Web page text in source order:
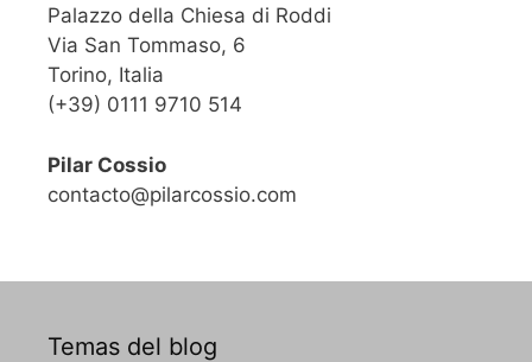
Palazzo della Chiesa di Roddi
Via San Tommaso, 6
Torino, Italia
(+39) 0111 9710 514
Pilar Cossio
contacto@pilarcossio.com
Temas del blog